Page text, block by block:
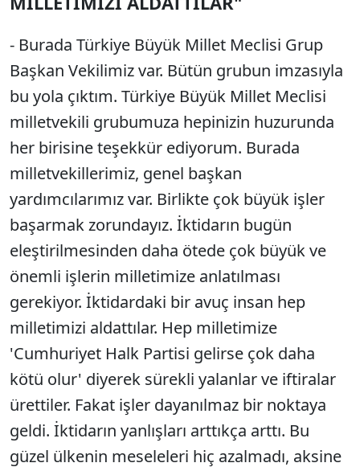
- Burada Türkiye Büyük Millet Meclisi Grup
Başkan Vekilimiz var. Bütün grubun imzasıyla
bu yola çıktım. Türkiye Büyük Millet Meclisi
milletvekili grubumuza hepinizin huzurunda
her birisine teşekkür ediyorum. Burada
milletvekillerimiz, genel başkan
yardımcılarımız var. Birlikte çok büyük işler
başarmak zorundayız. İktidarın bugün
eleştirilmesinden daha ötede çok büyük ve
önemli işlerin milletimize anlatılması
gerekiyor. İktidardaki bir avuç insan hep
milletimizi aldattılar. Hep milletimize
'Cumhuriyet Halk Partisi gelirse çok daha
kötü olur' diyerek sürekli yalanlar ve iftiralar
ürettiler. Fakat işler dayanılmaz bir noktaya
geldi. İktidarın yanlışları arttıkça arttı. Bu
güzel ülkenin meseleleri hiç azalmadı, aksine